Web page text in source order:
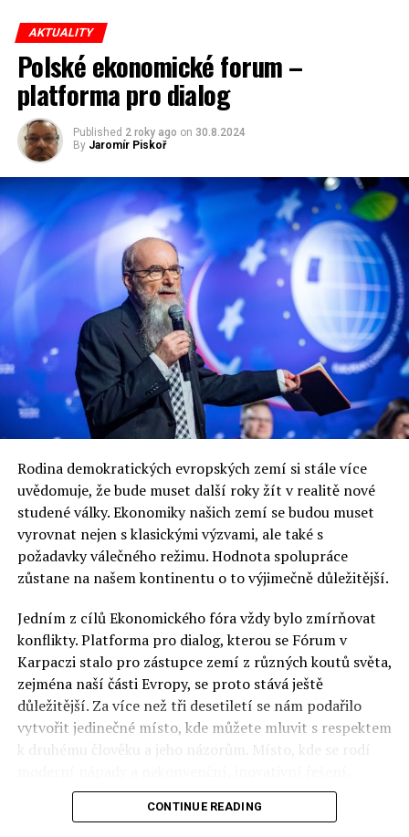
redaktor a editor polskodnes.cz
AKTUALITY
Polské ekonomické forum –
platforma pro dialog
Published 2 roky ago on 30.8.2024
By Jaromír Piskoř
Rodina demokratických evropských zemí si stále více
uvědomuje, že bude muset další roky žít v realitě nové
studené války. Ekonomiky našich zemí se budou muset
vyrovnat nejen s klasickými výzvami, ale také s
požadavky válečného režimu. Hodnota spolupráce
zůstane na našem kontinentu o to výjimečně důležitější.
Jedním z cílů Ekonomického fóra vždy bylo zmírňovat
konflikty. Platforma pro dialog, kterou se Fórum v
Karpaczi stalo pro zástupce zemí z různých koutů světa,
zejména naší části Evropy, se proto stává ještě
důležitější. Za více než tři desetiletí se nám podařilo
vytvořit jedinečné místo, kde můžete mluvit s respektem
k druhému člověku a jeho názorům. Místo, kde se rodí
Polsko musí mít instituce, jejichž horizont činnosti je
CONTINUE READING